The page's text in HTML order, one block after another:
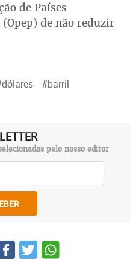
de Países
de não reduzir
#barril
pelo nosso editor